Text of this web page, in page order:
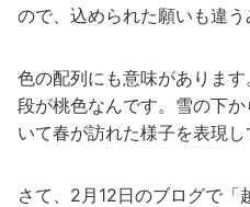
ので、込められた願いも違う
色の配列にも意味がありま
段が桃色なんです。雪の下
いて春が訪れた様子を表現し
さて、2月12日のブログで「